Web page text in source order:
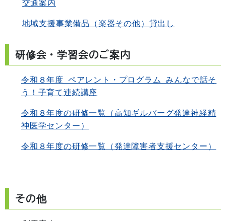
交通案内
地域支援事業備品（楽器その他）貸出し
研修会・学習会のご案内
令和８年度 ペアレント・プログラム みんなで話そ
う！子育て連続講座
令和８年度の研修一覧（高知ギルバーグ発達神経精
神医学センター）
令和８年度の研修一覧（発達障害者支援センター）
その他